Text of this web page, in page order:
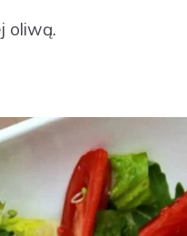
oliwą.